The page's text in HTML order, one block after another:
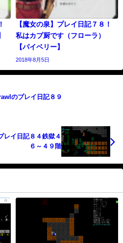
【魔女の泉】プレイ日記７８！
私はカプ厨です（フローラ）
【パイベリー】
2018年8月5日
のプレイ日記８９
レイ日記８４鉄獄４
６～４９階